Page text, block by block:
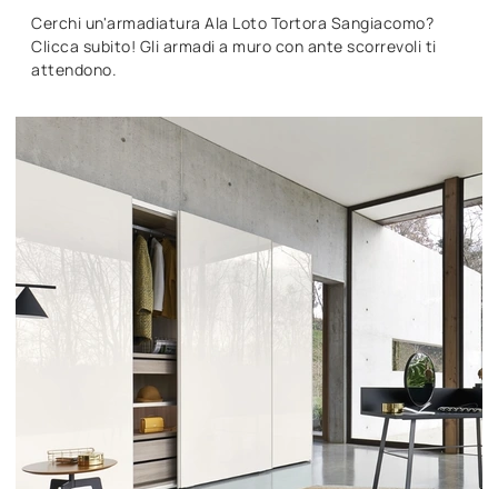
Cerchi un'armadiatura Ala Loto Tortora Sangiacomo?
Clicca subito! Gli armadi a muro con ante scorrevoli ti
attendono.